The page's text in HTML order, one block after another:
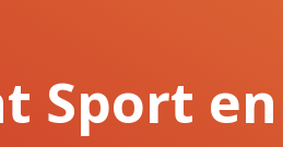
Sport en